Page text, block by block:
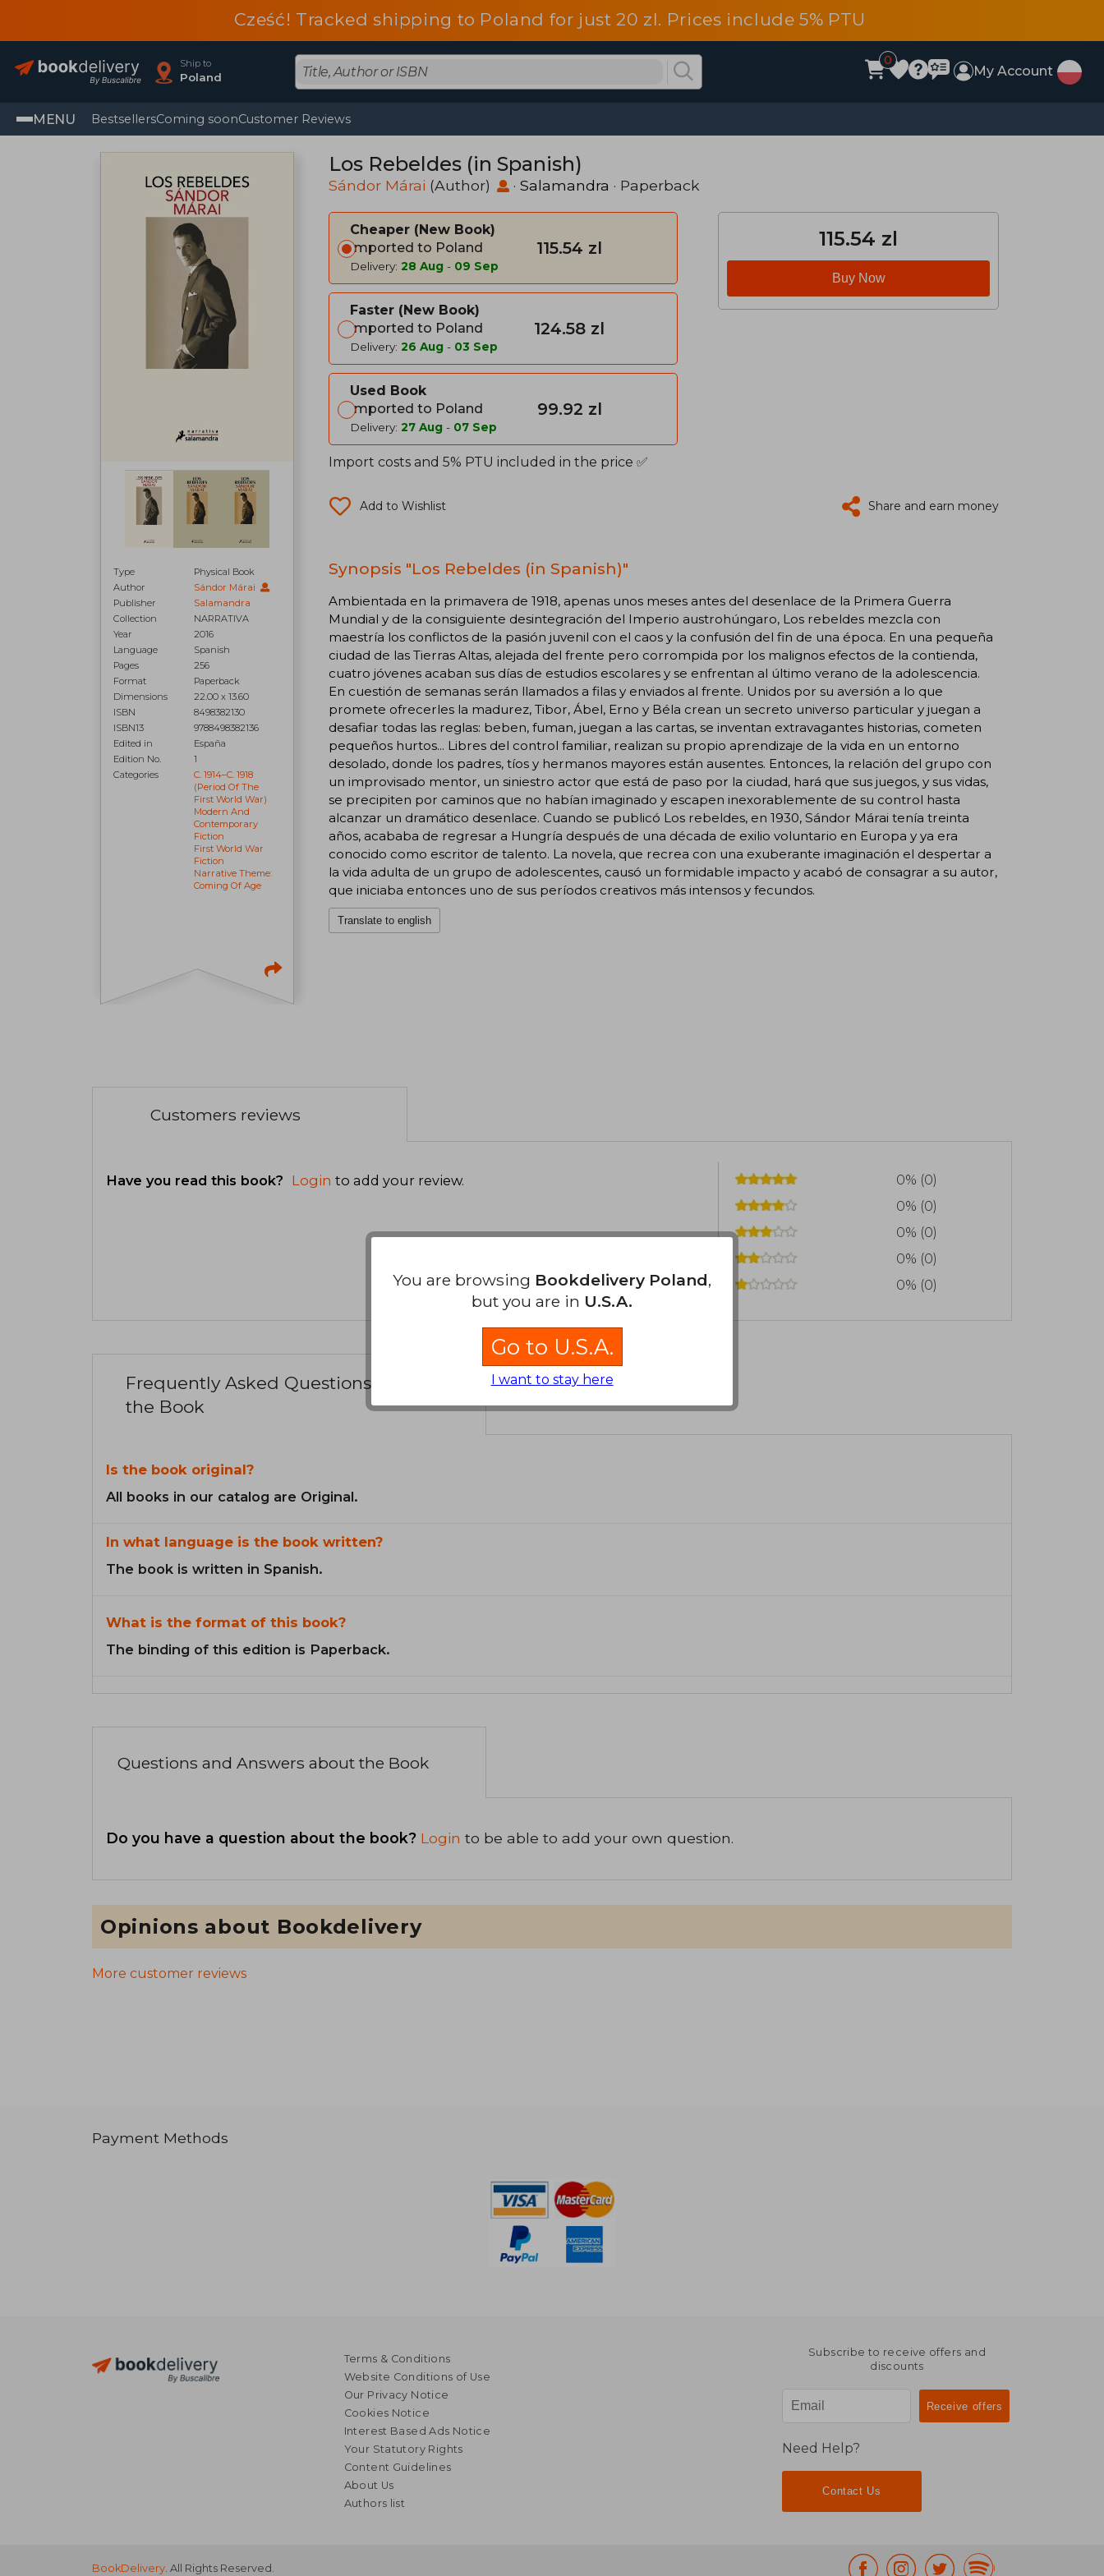
Cześć! Tracked shipping to Poland for just 20 zl. Prices include 5% PTU
Ship to
Poland
0
My Account
MENU BestsellersComing soonCustomer Reviews
Type
Physical Book
Author
Sándor Márai
Publisher
Salamandra
Collection
NARRATIVA
Year
2016
Language
Spanish
Pages
256
Format
Paperback
Dimensions
22.00 x 13.60
ISBN
8498382130
ISBN13
9788498382136
Edited in
España
Edition No.
1
Categories
C. 1914–C. 1918
(period Of The
First World War)
Modern And
Contemporary
Fiction
First World War
Fiction
Narrative Theme:
Coming Of Age
Los Rebeldes (in Spanish)
Sándor Márai (Author) · Salamandra · Paperback
Cheaper
New Book
Imported to Poland
Delivery: 28 Aug - 09 Sep
115.54 zl
Faster
New Book
Imported to Poland
Delivery: 26 Aug - 03 Sep
124.58 zl
Used Book
Imported to Poland
Delivery: 27 Aug - 07 Sep
99.92 zl
Import costs and 5% PTU included in the price ✅
115.54 zl
Buy Now
Add to Wishlist Share and earn money
Synopsis "Los Rebeldes (in Spanish)"
Ambientada en la primavera de 1918, apenas unos meses antes del desenlace de la Primera Guerra
Mundial y de la consiguiente desintegración del Imperio austrohúngaro, Los rebeldes mezcla con
maestría los conflictos de la pasión juvenil con el caos y la confusión del fin de una época. En una pequeña
ciudad de las Tierras Altas, alejada del frente pero corrompida por los malignos efectos de la contienda,
cuatro jóvenes acaban sus días de estudios escolares y se enfrentan al último verano de la adolescencia.
En cuestión de semanas serán llamados a filas y enviados al frente. Unidos por su aversión a lo que
promete ofrecerles la madurez, Tibor, Ábel, Erno y Béla crean un secreto universo particular y juegan a
desafiar todas las reglas: beben, fuman, juegan a las cartas, se inventan extravagantes historias, cometen
pequeños hurtos... Libres del control familiar, realizan su propio aprendizaje de la vida en un entorno
desolado, donde los padres, tíos y hermanos mayores están ausentes. Entonces, la relación del grupo con
un improvisado mentor, un siniestro actor que está de paso por la ciudad, hará que sus juegos, y sus vidas,
se precipiten por caminos que no habían imaginado y escapen inexorablemente de su control hasta
alcanzar un dramático desenlace. Cuando se publicó Los rebeldes, en 1930, Sándor Márai tenía treinta
años, acababa de regresar a Hungría después de una década de exilio voluntario en Europa y ya era
conocido como escritor de talento. La novela, que recrea con una exuberante imaginación el despertar a
la vida adulta de un grupo de adolescentes, causó un formidable impacto y acabó de consagrar a su autor,
que iniciaba entonces uno de sus períodos creativos más intensos y fecundos.
Translate to english
Customers reviews
Have you read this book? Login to add your review.
0% (0)
0% (0)
0% (0)
0% (0)
0% (0)
Frequently Asked Questions about
the Book
Is the book original?
All books in our catalog are Original.
In what language is the book written?
The book is written in Spanish.
What is the format of this book?
The binding of this edition is Paperback.
Questions and Answers about the Book
Do you have a question about the book? Login to be able to add your own question.
Opinions about Bookdelivery
More customer reviews
Payment Methods
Terms & Conditions
Website Conditions of Use
Our Privacy Notice
Cookies Notice
Interest Based Ads Notice
Your Statutory Rights
Content Guidelines
About Us
Authors list
Subscribe to receive offers and
discounts
Need Help?
Contact Us
BookDelivery. All Rights Reserved.
You are browsing Bookdelivery Poland,
but you are in U.S.A.
Go to U.S.A.
I want to stay here